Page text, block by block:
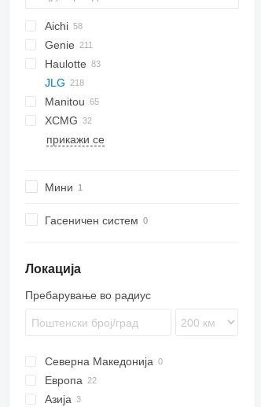
Aichi
SP
SR
DK
DL
Genie
S series
Z series
AMZ
MZ
Haulotte
H-series
HA
HT
Star
EX
527
JLG
80
400SC
450
1200
1350
3394
E450
E600
R-series
KK
T-series
Manitou
ATJ
MRT
ROTO
HR
1550
4200
SJ
AB
TB
LEO30T
LEO36T
XCMG
GTBZ
ZT
прикажи се
Мини
Гасеничен систем
Локација
Пребарување во радиус
Северна Македонија
Европа
Азија